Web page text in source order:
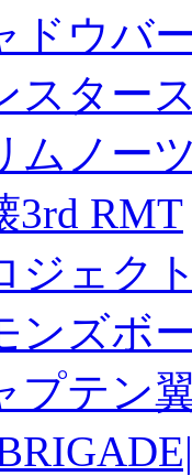
ドウバ
スター
ムノーツ
3rd RMT
ジェク
ンズボ
プテン